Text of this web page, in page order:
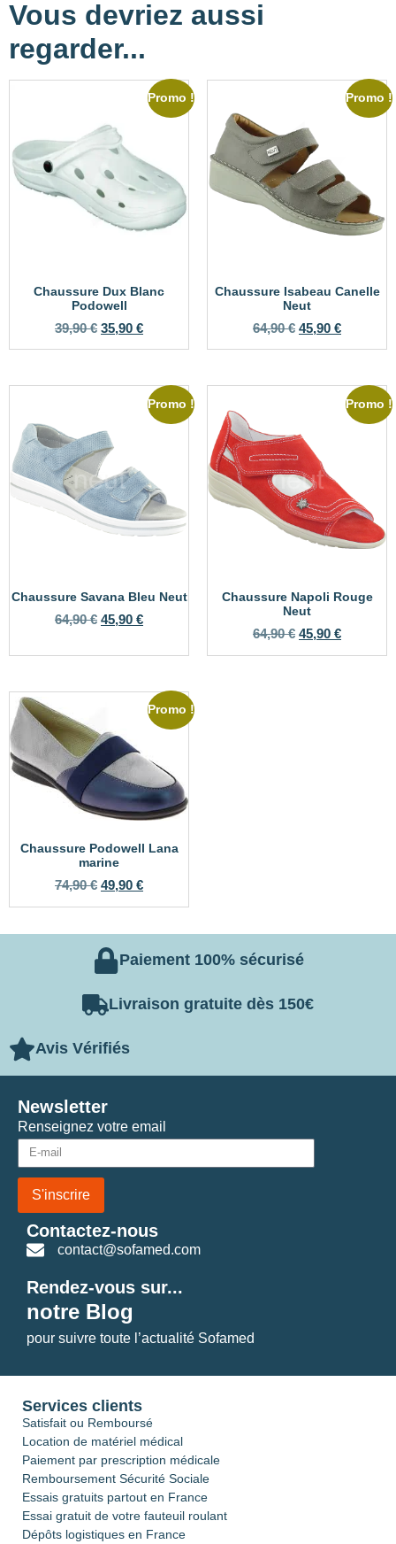
Vous devriez aussi
regarder...
Promo !
Chaussure Dux Blanc
Podowell
39,90€ 35,90 €
Promo !
Chaussure Isabeau Canelle
Neut
64,90€ 45,90 €
Promo !
Chaussure Savana Bleu Neut
64,90€ 45,90 €
Promo !
Chaussure Napoli Rouge
Neut
64,90€ 45,90 €
Promo !
Chaussure Podowell Lana
marine
74,90€ 49,90 €
Paiement 100% sécurisé
Livraison gratuite dès 150€
Avis Vérifiés
Renseignez votre email
S'inscrire
Newsletter
Contactez-nous
contact@sofamed.com
Rendez-vous sur...
notre Blog
pour suivre toute l’actualité Sofamed
Services clients
Satisfait ou Remboursé
Location de matériel médical
Paiement par prescription médicale
Remboursement Sécurité Sociale
Essais gratuits partout en France
Essai gratuit de votre fauteuil roulant
Dépôts logistiques en France